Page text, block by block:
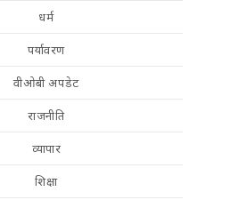
धर्म
पर्यावरण
वीओबी अपडेट
राजनीति
व्यापार
शिक्षा